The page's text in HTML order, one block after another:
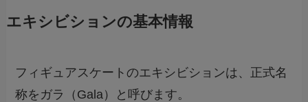
エキシビションの基本情報
フィギュアスケートのエキシビションは、正式名
称をガラ（Gala）と呼びます。